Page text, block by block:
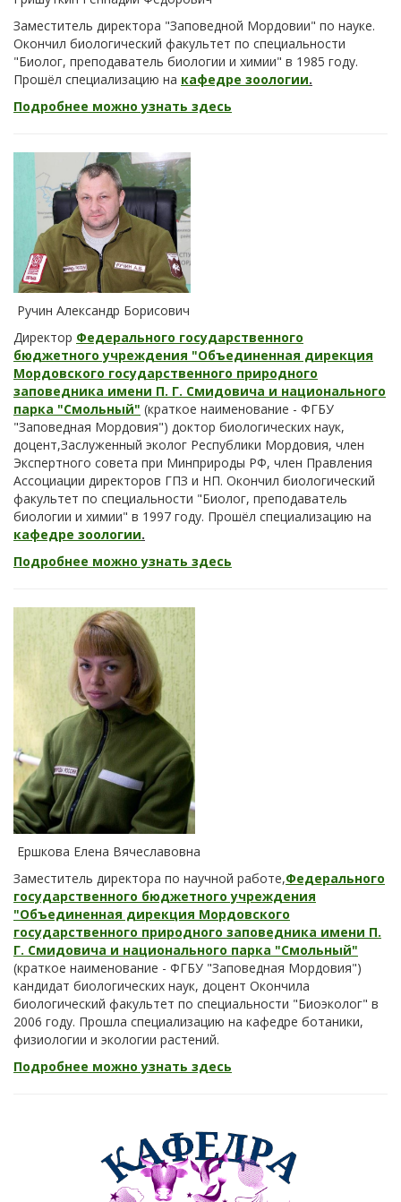
Заместитель директора "Заповедной Мордовии" по науке.
Окончил биологический факультет по специальности
"Биолог, преподаватель биологии и химии" в 1985 году.
Прошёл специализацию на кафедре зоологии.
Подробнее можно узнать здесь
Ручин Александр Борисович
Директор Федерального государственного
бюджетного учреждения "Объединенная дирекция
Мордовского государственного природного
заповедника имени П. Г. Смидовича и национального
парка "Смольный" (краткое наименование - ФГБУ
"Заповедная Мордовия") доктор биологических наук,
доцент,Заслуженный эколог Республики Мордовия, член
Экспертного совета при Минприроды РФ, член Правления
Ассоциации директоров ГПЗ и НП. Окончил биологический
факультет по специальности "Биолог, преподаватель
биологии и химии" в 1997 году. Прошёл специализацию на
кафедре зоологии.
Подробнее можно узнать здесь
Ершкова Елена Вячеславовна
Заместитель директора по научной работе,Федерального
государственного бюджетного учреждения
"Объединенная дирекция Мордовского
государственного природного заповедника имени П.
Г. Смидовича и национального парка "Смольный"
(краткое наименование - ФГБУ "Заповедная Мордовия")
кандидат биологических наук, доцент Окончила
биологический факультет по специальности "Биоэколог" в
2006 году. Прошла специализацию на кафедре ботаники,
физиологии и экологии растений.
Подробнее можно узнать здесь